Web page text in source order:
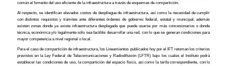
común el fomento del uso eficiente de la infraestructura a través de esquemas de compartición.
Al respecto, se identifican elevados costos de despliegue de infraestructura, así como la necesidad de cumplir
con distintos requisitos y trámites ante diferentes órdenes de gobierno: federal, estatal y municipal; además
existen zonas donde ya existe infraestructura desplegada que puede usarse por más concesionarios o donde
técnica, económica y/o legalmente sólo sea factible desarrollar una red, con lo que se generan condiciones para
mayor competencia a nivel regional o local.
Para el caso de compartición de infraestructura, los Lineamientos publicados hoy por el IFT retoman los criterios
previstos en la Ley Federal de Telecomunicaciones y Radiodifusión (LFTR) bajo los cuales el Instituto podrá
establecer las condiciones de uso, la compartición del espacio físico, así como la tarifa correspondiente, con lo